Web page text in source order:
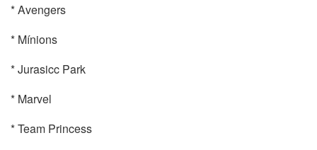
* Avengers
* Mínions
* Jurasicc Park
* Marvel
* Team Princess